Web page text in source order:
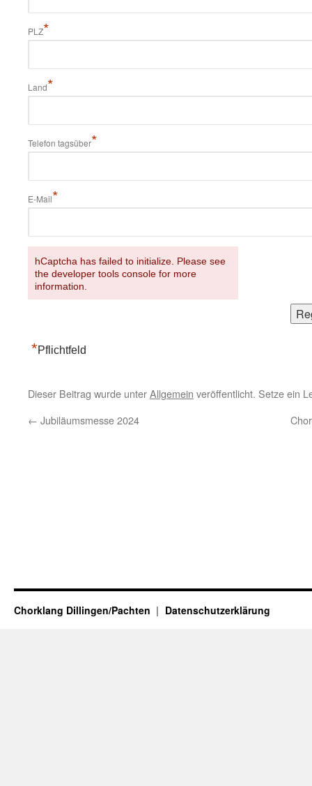
PLZ*
Land*
Telefon tagsüber*
E-Mail*
hCaptcha has failed to initialize. Please see
the developer tools console for more
information.
*Pflichtfeld
Dieser Beitrag wurde unterAllgemein veröffentlicht. Setze ein
← Jubiläumsmesse 2024
Chorklang Dillingen/Pachten Datenschutzerklärung